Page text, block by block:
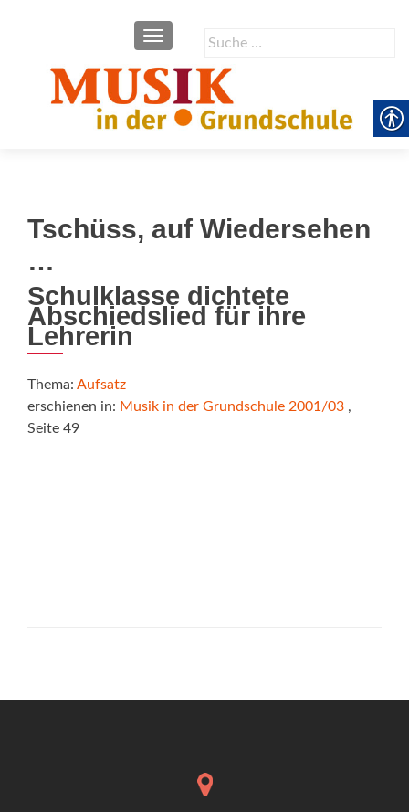
Suche
SCHALTE NAVIGATION
Tschüss, auf Wiedersehen
…
Schulklasse dichtete
Abschiedslied für ihre
Lehrerin
Thema: Aufsatz
erschienen in: Musik in der Grundschule 2001/03 ,
Seite 49